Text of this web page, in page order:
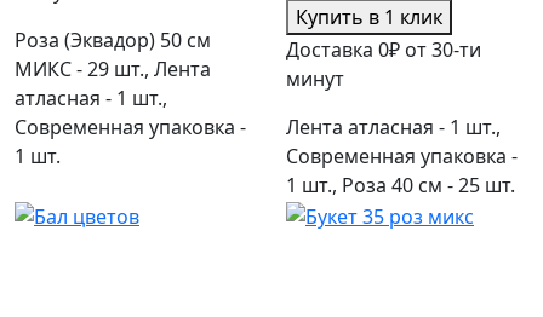
Роза (Эквадор) 50 см
МИКС - 29 шт., Лента
атласная - 1 шт.,
Современная упаковка -
1 шт.
Купить в 1 клик
Доставка 0₽ от 30-ти
минут
Лента атласная - 1 шт.,
Современная упаковка -
1 шт., Роза 40 см - 25 шт.